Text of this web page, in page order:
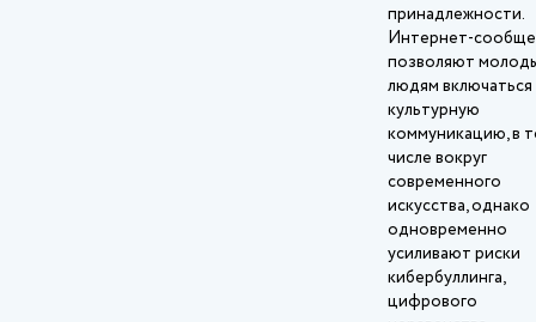
принадлежности.
позволяют
людям включаться
культурную
коммуникацию, в
числе вокруг
современного
искусства, однако
одновременно
усиливают риски
кибербуллинга,
цифрового